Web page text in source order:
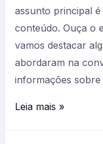
assunto principal
conteúdo. Ouça o
vamos destacar
abordaram na
informações
#19
Leia mais »